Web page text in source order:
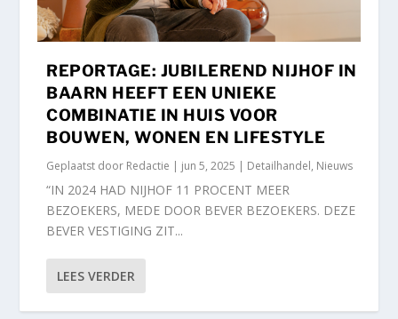
REPORTAGE: JUBILEREND NIJHOF IN
BAARN HEEFT EEN UNIEKE
COMBINATIE IN HUIS VOOR
BOUWEN, WONEN EN LIFESTYLE
Geplaatst door Redactie | jun 5, 2025 | Detailhandel, Nieuws
“IN 2024 HAD NIJHOF 11 PROCENT MEER
BEZOEKERS, MEDE DOOR BEVER BEZOEKERS. DEZE
BEVER VESTIGING ZIT...
LEES VERDER